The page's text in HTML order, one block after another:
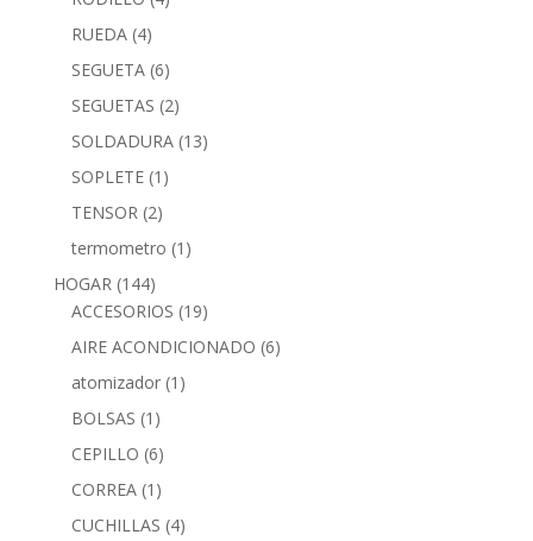
RUEDA (4)
SEGUETA (6)
SEGUETAS (2)
SOLDADURA (13)
SOPLETE (1)
TENSOR (2)
termometro (1)
HOGAR (144)
ACCESORIOS (19)
AIRE ACONDICIONADO (6)
atomizador (1)
BOLSAS (1)
CEPILLO (6)
CORREA (1)
CUCHILLAS (4)